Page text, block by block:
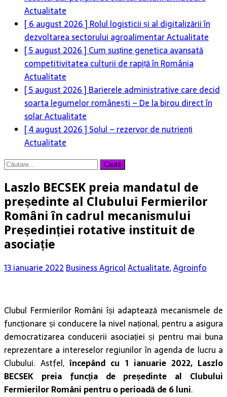
Actualitate
[ 6 august 2026 ] Rolul logisticii și al digitalizării în
dezvoltarea sectorului agroalimentarActualitate
[ 5 august 2026 ] Cum susține genetica avansată
competitivitatea culturii de rapiță în România
Actualitate
[ 5 august 2026 ] Barierele administrative care decid
soarta legumelor românești – De la birou direct în
solarActualitate
[ 4 august 2026 ] Solul – rezervor de nutrienți
Actualitate
Caută
Laszlo BECSEK preia mandatul de
președinte al Clubului Fermierilor
Români în cadrul mecanismului
Președinției rotative instituit de
asociație
13 ianuarie 2022Business AgricolActualitate,Agroinfo
Clubul Fermierilor Români își adaptează mecanismele de
funcționare și conducere la nivel național, pentru a asigura
democratizarea conducerii asociației și pentru mai buna
reprezentare a intereselor regiunilor în agenda de lucru a
Clubului. Astfel,începând cu 1 ianuarie 2022, Laszlo
BECSEK preia funcția de președinte al Clubului
Fermierilor Români pentru o perioadă de 6 luni.